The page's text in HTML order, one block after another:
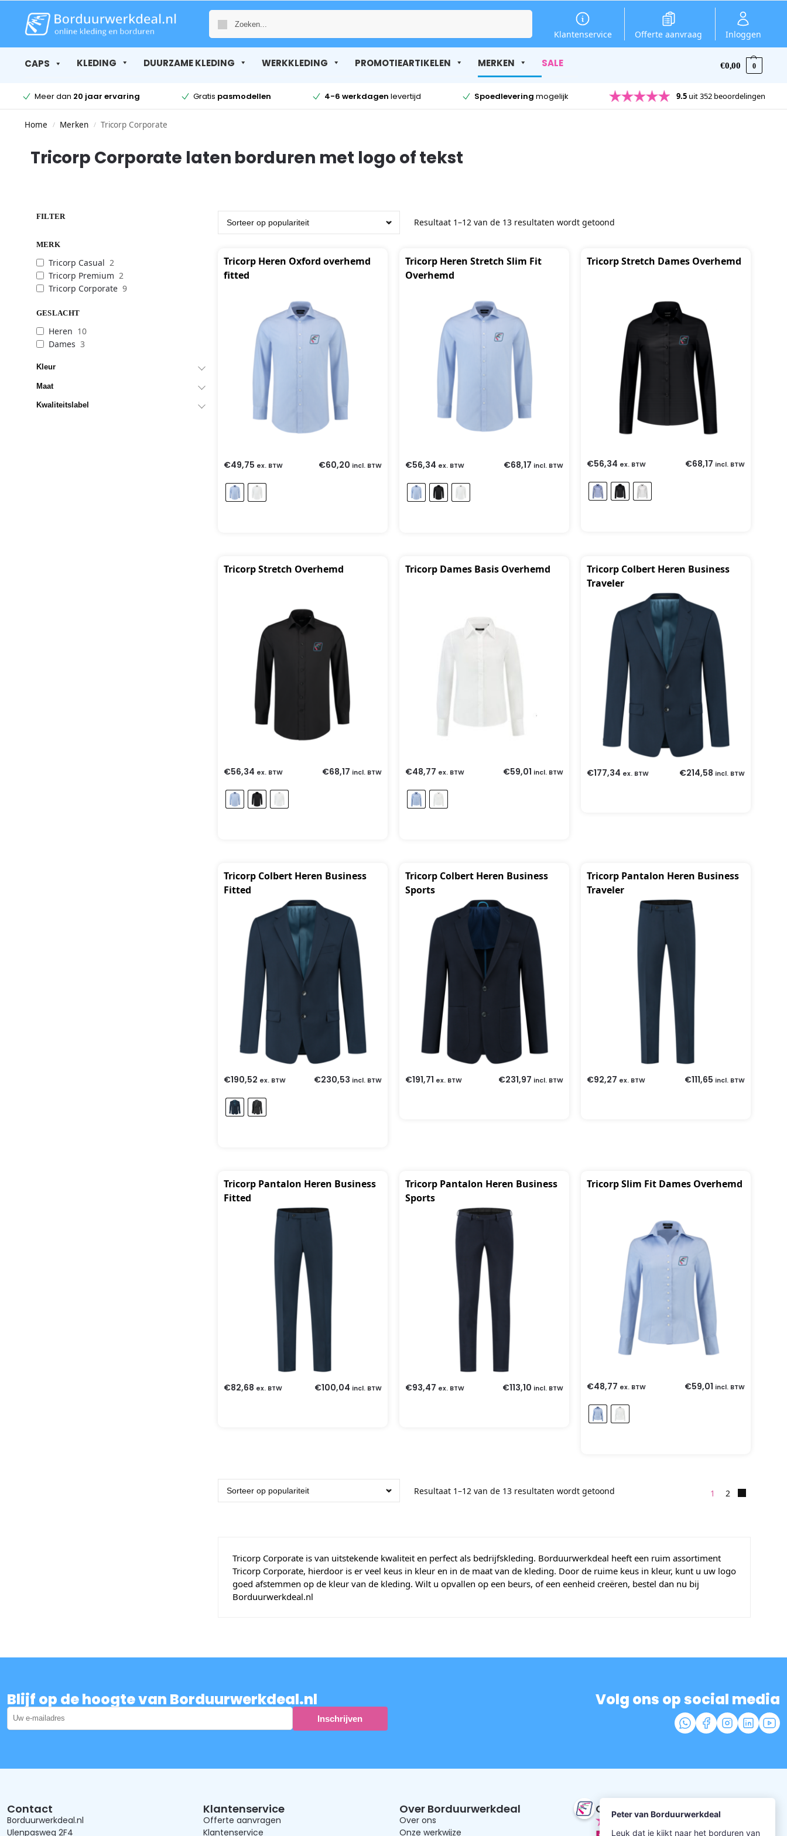
Klantenservice Offerte aanvraag Inloggen
CAPS KLEDING DUURZAME KLEDING WERKKLEDING PROMOTIEARTIKELEN MERKEN SALE €0,00 0
Meer dan 20 jaar ervaring Gratis pasmodellen 4-6 werkdagen levertijd Spoedlevering mogelijk 9.5 uit 352 beoordelingen
Home / Merken / Tricorp Corporate
Tricorp Corporate laten borduren met logo of tekst
FILTER
MERK
Tricorp Casual 2
Tricorp Premium 2
Tricorp Corporate 9
GESLACHT
Heren 10
Dames 3
Kleur
Maat
Kwaliteitslabel
Resultaat 1–12 van de 13 resultaten wordt getoond
Tricorp Heren Oxford overhemd
fitted
€49,75 ex. BTW €60,20 incl. BTW
Tricorp Heren Stretch Slim Fit
Overhemd
€56,34 ex. BTW €68,17 incl. BTW
Tricorp Stretch Dames Overhemd
€56,34 ex. BTW €68,17 incl. BTW
Tricorp Stretch Overhemd
€56,34 ex. BTW €68,17 incl. BTW
Tricorp Dames Basis Overhemd
€48,77 ex. BTW €59,01 incl. BTW
Tricorp Colbert Heren Business
Traveler
€177,34 ex. BTW €214,58 incl. BTW
Tricorp Colbert Heren Business
Fitted
€190,52 ex. BTW €230,53 incl. BTW
Tricorp Colbert Heren Business
Sports
€191,71 ex. BTW €231,97 incl. BTW
Tricorp Pantalon Heren Business
Traveler
€92,27 ex. BTW €111,65 incl. BTW
Tricorp Pantalon Heren Business
Fitted
€82,68 ex. BTW €100,04 incl. BTW
Tricorp Pantalon Heren Business
Sports
€93,47 ex. BTW €113,10 incl. BTW
Tricorp Slim Fit Dames Overhemd
€48,77 ex. BTW €59,01 incl. BTW
Resultaat 1–12 van de 13 resultaten wordt getoond 1 2
Tricorp Corporate is van uitstekende kwaliteit en perfect als bedrijfskleding. Borduurwerkdeal heeft een ruim assortiment
Tricorp Corporate, hierdoor is er veel keus in kleur en in de maat van de kleding. Door de ruime keus in kleur, kunt u uw logo
goed afstemmen op de kleur van de kleding. Wilt u opvallen op een beurs, of een eenheid creëren, bestel dan nu bij
Borduurwerkdeal.nl
Blijf op de hoogte van Borduurwerkdeal.nl Volg ons op social media
Contact
Borduurwerkdeal.nl
Ulenpasweg 2F4
Klantenservice
Offerte aanvragen
Klantenservice
Over Borduurwerkdeal
Over ons
Onze werkwijze
Onze beoordeling
9.5uit 352 beoordelingen